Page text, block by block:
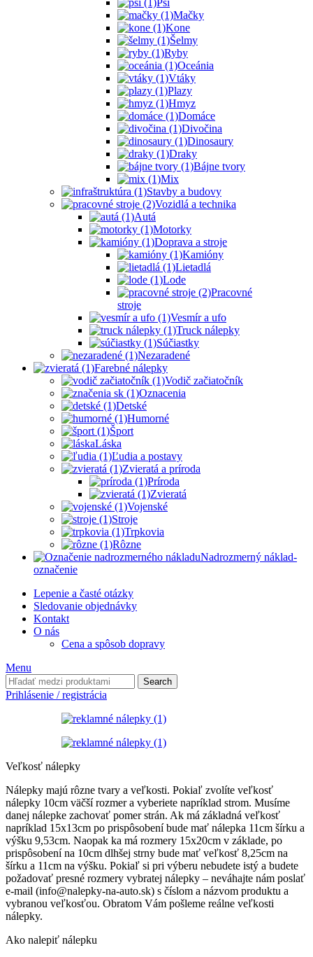
Psi
Mačky
Kone
Šelmy
Ryby
Oceánia
Vtáky
Plazy
Hmyz
Domáce
Divočina
Dinosaury
Draky
Bájne tvory
Mix
Stavby a budovy
Vozidlá a technika
Autá
Motorky
Doprava a stroje
Kamióny
Lietadlá
Lode
Pracovné
stroje
Vesmír a ufo
Truck nálepky
Súčiastky
Nezaradené
Farebné nálepky
Vodič začiatočník
Oznacenia
Detské
Humorné
Šport
Láska
Ľudia a postavy
Zvieratá a príroda
Príroda
Zvieratá
Vojenské
Stroje
Trpkovia
Rôzne
Nadrozmerný náklad-
označenie
Lepenie a časté otázky
Sledovanie objednávky
Kontakt
O nás
Cena a spôsob dopravy
Menu
Search
Prihlásenie / registrácia
Veľkosť nálepky
Nálepky majú rôzne tvary a veľkosti. Pokiaľ zvolíte veľkosť
nálepky 10cm väčší rozmer a vyberiete napríklad strom. Musíme
danej nálepke zachovať pomer strán. Ak má základná veľkosť
napríklad 15x13cm po prispôsobení bude mať nálepka 11cm šírku a
výšku 9,53cm. Naopak ka má rozmery 15x20cm v základe, po
prispôsobení na 10cm dlhšej strny bude mať veľkosť 8,25cm na
šírku a 11cm na výšku. Pokiaľ si pri výberu nebudete istý a budete
požadovať presné rozmery vybratej nálepky – neváhajte nám poslať
e-mail (info@nalepky-na-auto.sk) s číslom a názvom produktu a
vybranou veľkosťou. Obratom Vám pošleme reálne veľkosti
nálepky.
Ako nalepiť nálepku